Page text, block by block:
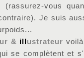
(rassurez-vous
Je suis
& illustrateur
se complètent et